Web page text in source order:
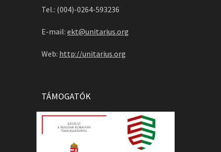
Tel.: (004)-0264-593236
E-mail: ekt@unitarius.org
Web: http://unitarius.org
TÁMOGATÓK